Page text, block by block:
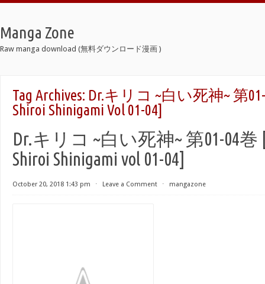
Manga Zone
Raw manga download (無料ダウンロード漫画 )
Tag Archives: Dr.キリコ ~白い死神~ 第
Shiroi Shinigami Vol 01-04]
Dr.キリコ ~白い死神~ 第01-04巻
Shiroi Shinigami vol 01-04]
October 20, 2018 1:43 pm ⋅ Leave a Comment ⋅ mangazone